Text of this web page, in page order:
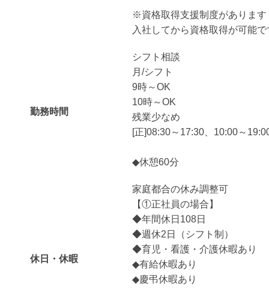
※資格取得支援制度があります
入社してから資格取得が可能
勤務時間
シフト相談
月/シフト
9時～OK
10時～OK
残業少なめ
[正]08:30～17:30、10:00～
◆休憩60分
休日・休暇
家庭都合の休み調整可
【①正社員の場合】
◆年間休日108日
◆週休2日（シフト制）
◆育児・看護・介護休暇あり
◆有給休暇あり
◆慶弔休暇あり